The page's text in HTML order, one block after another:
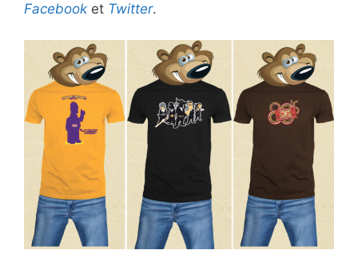
Facebook et Twitter.